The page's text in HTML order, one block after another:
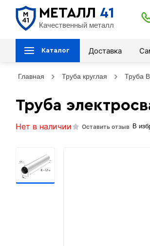
МЕТАЛЛ 41
Качественный металл
Каталог Доставка
Главная Труба круглая Труба
Труба
Нет в наличии Оставить отзыв В